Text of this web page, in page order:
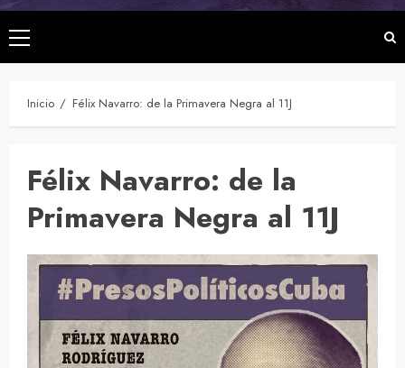
Menú
principal
Inicio Félix Navarro: de la Primavera Negra al 11J
Félix Navarro: de la
Primavera Negra al 11J